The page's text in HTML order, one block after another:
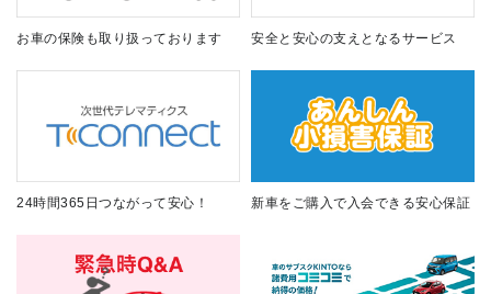
お車の保険も取り扱っております 安全と安心の支えとなるサービス
24時間365日つながって安心！ 新車をご購入で入会できる安心保証